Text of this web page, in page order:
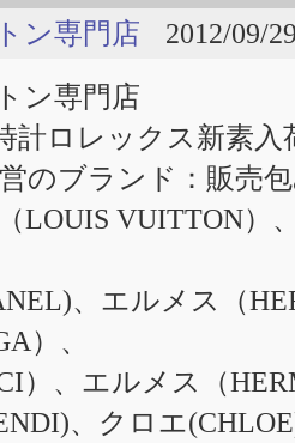
ン専門店
2012/09/
ン専門店
計ロレックス新素入
のブランド：販売
LOUIS VUITTON）
、エルメス（
）、
）、エルメス（
、クロエ